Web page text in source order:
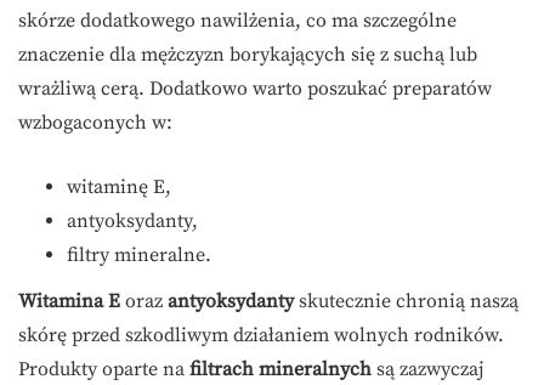
skórze dodatkowego nawilżenia, co ma szczególne
znaczenie dla mężczyzn borykających się z suchą lub
wrażliwą cerą. Dodatkowo warto poszukać preparatów
wzbogaconych w:
witaminę E,
antyoksydanty,
filtry mineralne.
Witamina E oraz antyoksydantyskutecznie chronią naszą
skórę przed szkodliwym działaniem wolnych rodników.
Produkty oparte na filtrach mineralnych są zazwyczaj